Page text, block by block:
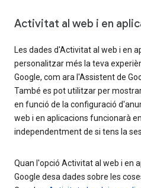
Activitat al web i en
Les dades d'Activitat al web i en
personalitzar més la teva
Google, com ara l'Assistent de
També es pot utilitzar per
en funció de la configuració
web i en aplicacions funcionarà
independentment de si tens la
Quan l'opció Activitat al web i en
Google desa dades sobre les